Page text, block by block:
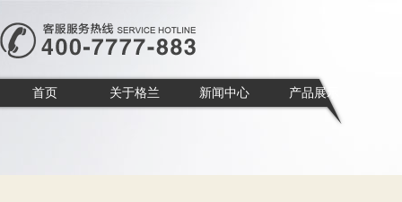
首页 关于格兰 新闻中心 产品展示